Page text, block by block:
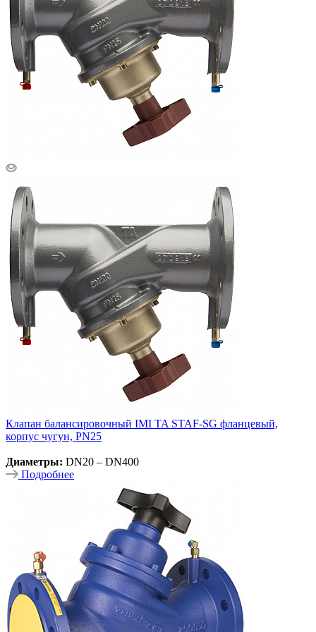
Клапан балансировочный IMI TA STAF-SG фланцевый,
корпус чугун, PN25
Диаметры: DN20 – DN400
Подробнее